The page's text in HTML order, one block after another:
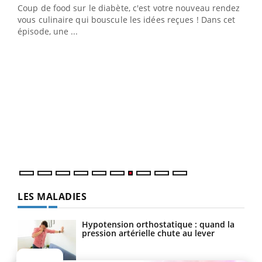
Coup de food sur le diabète, c'est votre nouveau rendez-
vous culinaire qui bouscule les idées reçues ! Dans cet
épisode, une ...
"Les rendez-vous de la santé et de la qualité de vie au
travail" de Pourquoi Docteur reçoivent Régis Blugeon,
DRH et directeur ...
LES MALADIES
Hypotension orthostatique : quand la
pression artérielle chute au lever